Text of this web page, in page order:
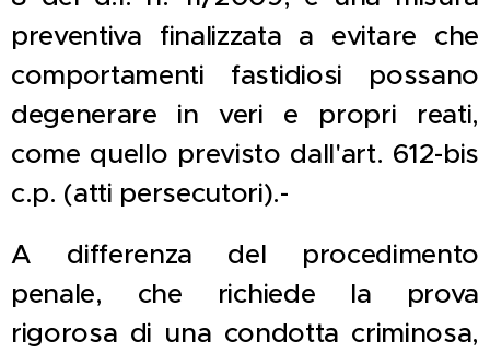
preventiva finalizzata a evitare che
comportamenti fastidiosi possano
degenerare in veri e propri reati,
come quello previsto dall'art. 612-bis
c.p. (atti persecutori).-
A differenza del procedimento
penale, che richiede la prova
rigorosa di una condotta criminosa,